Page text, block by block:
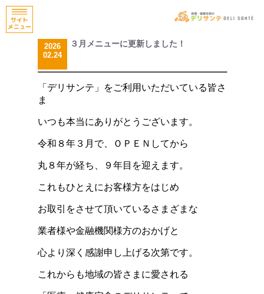
2026
02.24
３月メニューに更新しました！
「デリサンテ」をご利用いただいている皆さ
ま
いつも本当にありがとうございます。
令和８年３月で、ＯＰＥＮしてから
丸８年が経ち、９年目を迎えます。
これもひとえにお客様方をはじめ
お取引をさせて頂いているさまざまな
業者様や金融機関様方のおかげと
心より深く感謝申し上げる次第です。
これからも地域の皆さまに愛される